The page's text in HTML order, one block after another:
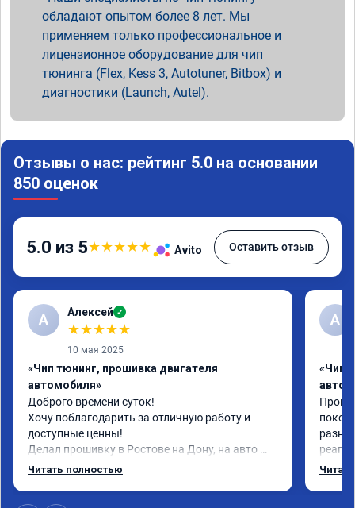
обладают опытом более 8 лет. Мы
применяем только профессиональное и
лицензионное оборудование для чип
тюнинга (Flex, Kess 3, Autotuner, Bitbox) и
диагностики (Launch, Autel).
Отзывы о нас: рейтинг 5.0 на основании
850 оценок
5.0 из 5★★★★★ Avito Оставить отзыв
А Алексей ✓
★★★★★
10 мая 2025
«Чип тюнинг, прошивка двигателя
автомобиля»
Доброго времени суток!
Хочу поблагодарить за отличную работу и
доступные ценны!
Делал прошивку в Ростове на Дону, на авто
шевроле круз 1.8 (141 л.с)с акпп 2013г.в.
Читать полностью
А
«Чип